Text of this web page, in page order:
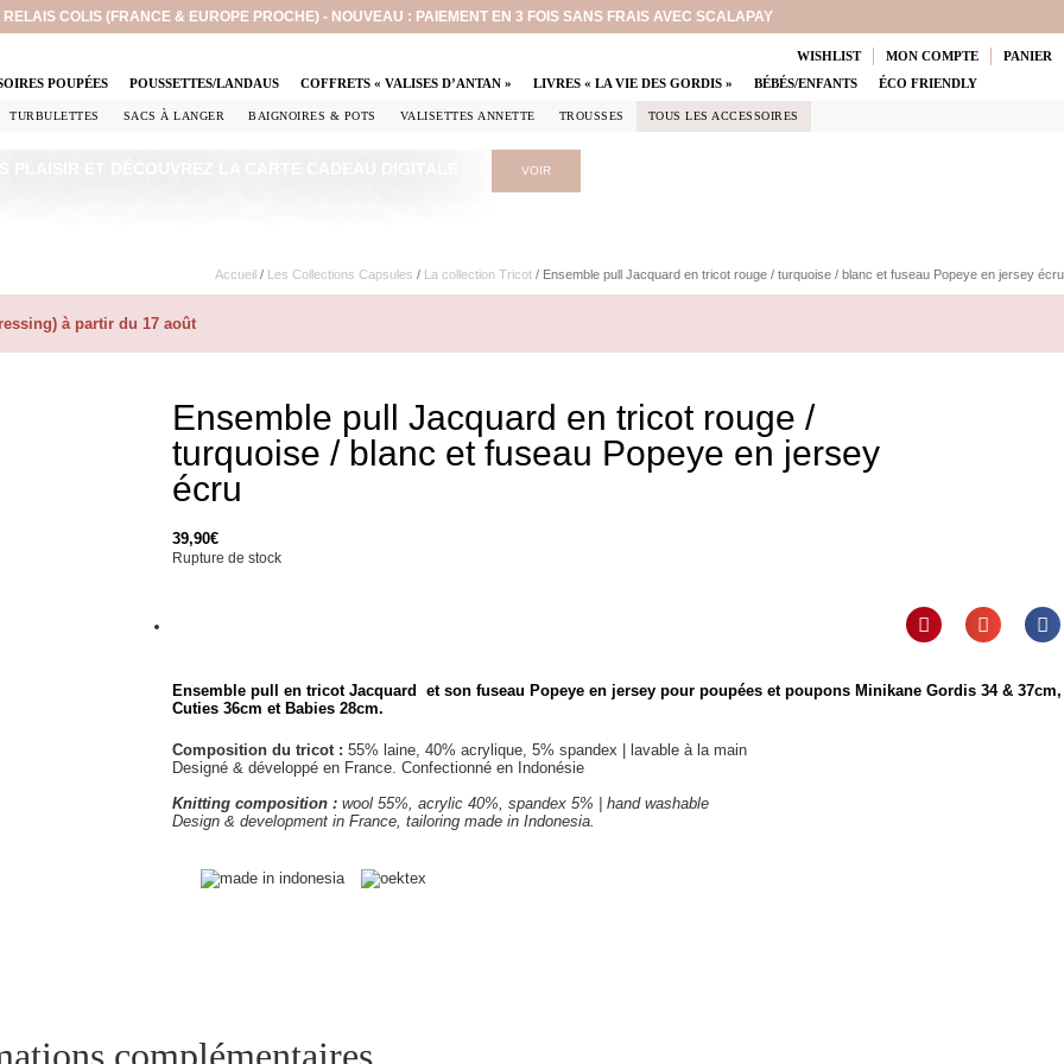
COLIS (FRANCE & EUROPE PROCHE) - NOUVEAU : PAIEMENT EN 3 FOIS SANS FRAIS AVEC SCALAPAY
WISHLIST MON COMPTE
PANIER
POUPÉES POUSSETTES/LANDAUS COFFRETS « VALISES D’ANTAN » LIVRES « LA VIE DES GORDIS » BÉBÉS/ENFANTS ÉCO FRIENDLY
TURBULETTES SACS À LANGER BAIGNOIRES & POTS VALISETTES ANNETTE TROUSSES TOUS LES ACCESSOIRES
VOIR
Accueil / Les Collections Capsules / La collection Tricot / Ensemble pull Jacquard en tricot rouge / turquoise / blanc et fuseau Popeye en jersey écru
à partir du 17 août
Ensemble pull Jacquard en tricot rouge /
turquoise / blanc et fuseau Popeye en jersey
écru
39,90€
Rupture de stock
Ensemble pull en tricot Jacquard et son fuseau Popeye en jersey pour poupées et poupons Minikane Gordis 34 & 37cm,
Cuties 36cm et Babies 28cm.
Composition du tricot : 55% laine, 40% acrylique, 5% spandex | lavable à la main
Designé & développé en France. Confectionné en Indonésie
Knitting composition :wool 55%, acrylic 40%, spandex 5% | hand washable
Design & development in France, tailoring made in Indonesia.